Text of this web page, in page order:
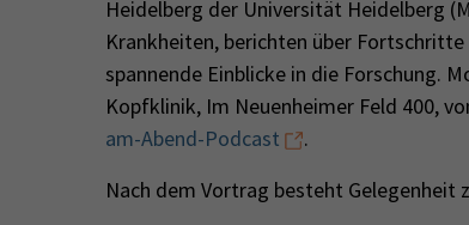
Heidelberg der Universität Heidelberg
Krankheiten, berichten über
spannende Einblicke in die Forschung.
Kopfklinik, Im Neuenheimer Feld 400,
am-Abend-Podcast
.
Nach dem Vortrag besteht Gelegenheit